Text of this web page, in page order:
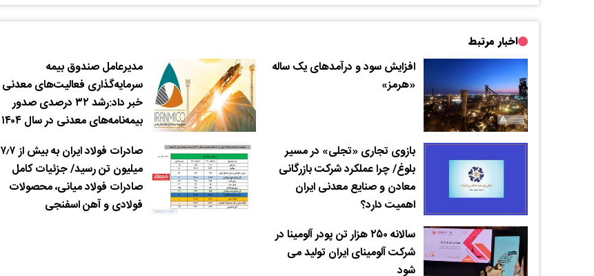
اخبار مرتبط
افزایش سود و درآمدهای یک ساله
«هرمز»
مدیرعامل صندوق بیمه
سرمایه‌گذاری فعالیت‌های معدنی
خبر داد:رشد ۳۲ درصدی صدور
بیمه‌نامه‌های معدنی در سال ۱۴۰۴
بازوی تجاری «تجلی» در مسیر
بلوغ/ چرا عملکرد شرکت بازرگانی
معادن و صنایع معدنی ایران
اهمیت دارد؟
صادرات فولاد ایران به بیش از ۷٫۷
میلیون تن رسید/ جزئیات کامل
صادرات فولاد میانی، محصولات
فولادی و آهن اسفنجی
سالانه ۲۵۰ هزار تن پودر آلومینا در
شرکت آلومینای ایران تولید می
شود